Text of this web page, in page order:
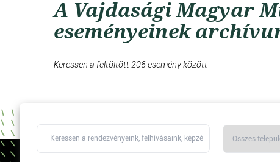
A Vajdasági Magyar
eseményeinek
Keressen a feltöltött 206 esemény között